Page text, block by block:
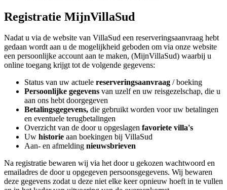
Registratie MijnVillaSud
Nadat u via de website van VillaSud een reserveringsaanvraag hebt
gedaan wordt aan u de mogelijkheid geboden om via onze website
een persoonlijke account aan te maken, (MijnVillaSud) waarbij u
online toegang krijgt tot de volgende gegevens:
Status van uw actuele reserveringsaanvraag / boeking
Persoonlijke gegevens van uzelf en uw reisgezelschap, die u
aan ons hebt doorgegeven
Betalingsgegevens, die gebruikt worden voor uw betalingen
en eventuele terugbetalingen
Overzicht van de door u opgeslagen favoriete villa's
Uw historie aan boekingen bij VillaSud
Aan- en afmelding nieuwsbrieven
Na registratie bewaren wij via het door u gekozen wachtwoord en
emailadres de door u opgegeven persoonsgegevens. Wij bewaren
deze gegevens zodat u deze niet elke keer opnieuw hoeft in te vullen